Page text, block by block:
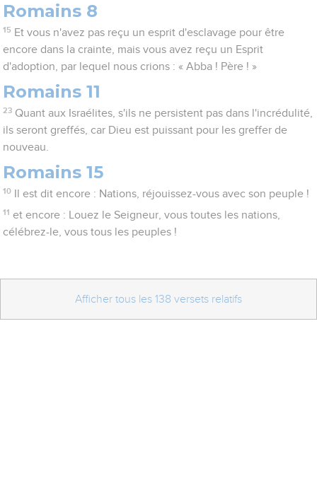
Romains 8
15 Et vous n'avez pas reçu un esprit d'esclavage pour être
encore dans la crainte, mais vous avez reçu un Esprit
d'adoption, par lequel nous crions : « Abba ! Père ! »
Romains 11
23 Quant aux Israélites, s'ils ne persistent pas dans l'incrédulité,
ils seront greffés, car Dieu est puissant pour les greffer de
nouveau.
Romains 15
10 Il est dit encore : Nations, réjouissez-vous avec son peuple !
11 et encore : Louez le Seigneur, vous toutes les nations,
célébrez-le, vous tous les peuples !
Afficher tous les 138 versets relatifs